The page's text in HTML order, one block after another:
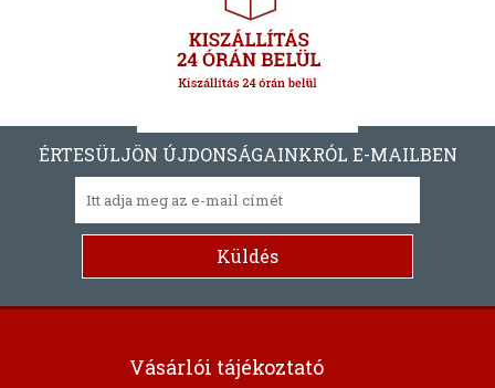
ÉRTESÜLJÖN ÚJDONSÁGAINKRÓL E-MAILBEN
Vásárlói tájékoztató